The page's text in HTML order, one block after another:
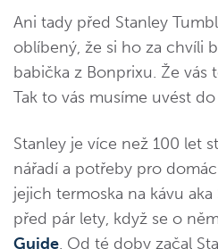
Ani tady před Stanley
oblíbený, že si ho za chvíli
babička z Bonprixu. Že vás
Tak to vás musíme uvést
Stanley je více než 100 let
nářadí a potřeby pro
jejich termoska na kávu
před pár lety, když se o
Guide. Od té doby začal